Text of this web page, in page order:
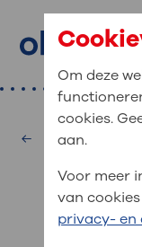
Primaire
Home
Afdelingen
: waar
Veel gezocht:
MijnOLVG
MijnOLVG is het
Hematologie
Om deze
cookies.
aan.
Voor meer
van
privacy- en